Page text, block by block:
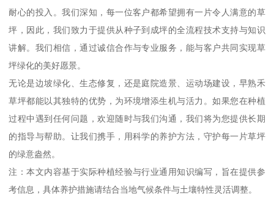
耐心的投入。我们深知，每一位客户都希望拥有一片令人满意的草
坪，因此，我们致力于提供从种子到成坪的全流程技术支持与知识
讲解。我们相信，通过诚信合作与专业服务，能与客户共同实现草
坪绿化的美好愿景。
无论是边坡绿化、生态修复，还是庭院造景、运动场建设，早熟禾
草坪都能以其独特的优势，为环境增添生机与活力。如果您在种植
过程中遇到任何问题，欢迎随时与我们沟通，我们将为您提供长期
的指导与帮助。让我们携手，用科学的养护方法，守护每一片草坪
的绿意盎然。
注：本文内容基于实际种植经验与行业通用知识编写，旨在提供参
考信息，具体养护措施请结合当地气候条件与土壤特性灵活调整。